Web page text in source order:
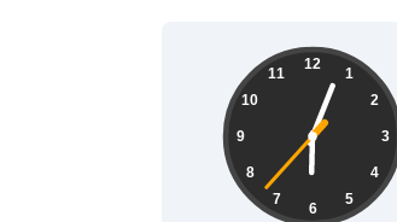
12
1
2
3
4
5
6
7
8
9
10
11